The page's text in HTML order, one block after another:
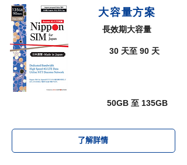
大容量方案
​長效期大容量
30 天至 90 天
50GB 至 135GB
了解詳情